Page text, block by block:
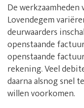
De
Lovendegem
deurwaarders
openstaande
openstaande
rekening. Veel
daarna alsnog snel
willen voorkomen.